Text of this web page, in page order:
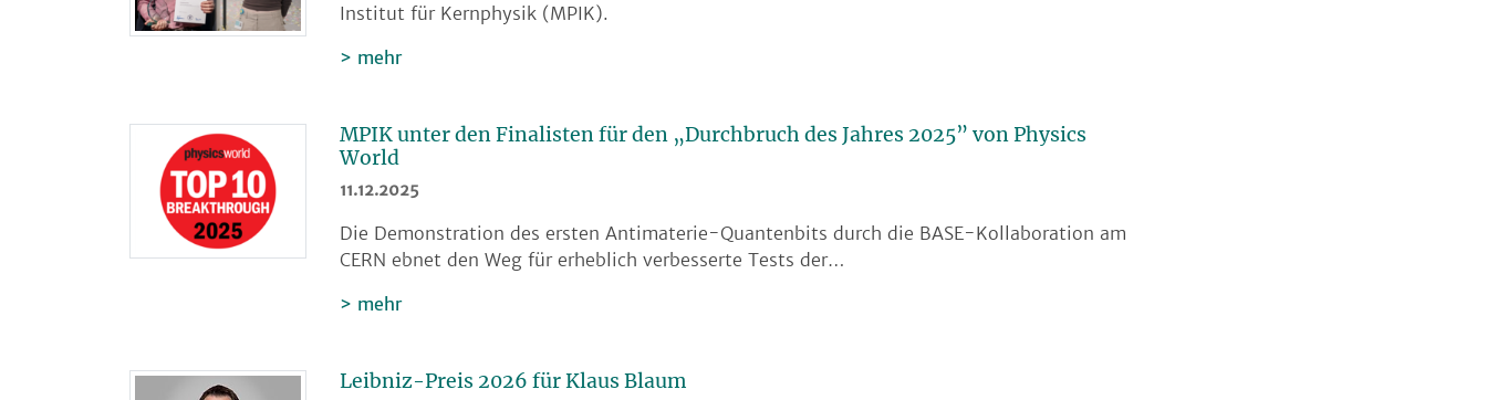
Institut für Kernphysik (MPIK).
mehr
MPIK unter den Finalisten für den „Durchbruch des Jahres 2025” von Physics
World
11.12.2025
Die Demonstration des ersten Antimaterie-Quantenbits durch die BASE-Kollaboration am
CERN ebnet den Weg für erheblich verbesserte Tests der…
mehr
Leibniz-Preis 2026 für Klaus Blaum